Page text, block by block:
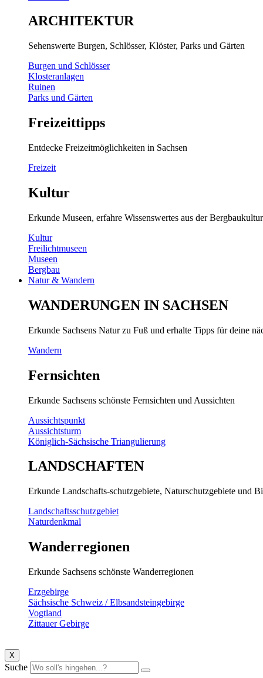
ARCHITEKTUR
Sehenswerte Burgen, Schlösser, Klöster, Parks und Gärten
Burgen und Schlösser
Klosteranlagen
Ruinen
Parks und Gärten
Freizeittipps
Entdecke Freizeitmöglichkeiten in Sachsen
Freizeit
Kultur
Erkunde Museen, erfahre Wissenswertes aus der
Kultur
Freilichtmuseen
Museen
Bergbau
Natur & Wandern
WANDERUNGEN IN SACHSEN
Erkunde Sachsens Natur zu Fuß und erhalte Tipps für deine
Wandern
Fernsichten
Erkunde Sachsens schönste Fernsichten und Aussichten
Aussichtspunkt
Aussichtsturm
Königlich-Sächsische Triangulierung
LANDSCHAFTEN
Erkunde Landschafts-schutzgebiete, Naturschutzgebiete und
Landschaftsschutzgebiet
Naturdenkmal
Wanderregionen
Erkunde Sachsens schönste Wanderregionen
Erzgebirge
Sächsische Schweiz / Elbsandsteingebirge
Vogtland
Zittauer Gebirge
X
Suche